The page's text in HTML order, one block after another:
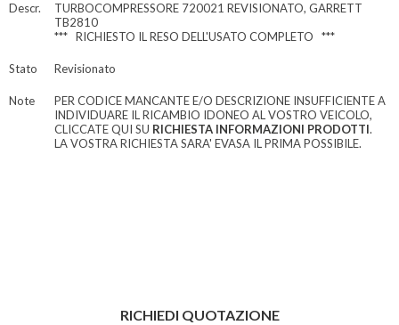
Descr.
TURBOCOMPRESSORE 720021 REVISIONATO, GARRETT
TB2810
*** RICHIESTO IL RESO DELL'USATO COMPLETO ***
Stato Revisionato
Note
PER CODICE MANCANTE E/O DESCRIZIONE INSUFFICIENTE A
INDIVIDUARE IL RICAMBIO IDONEO AL VOSTRO VEICOLO,
CLICCATE QUI SU RICHIESTA INFORMAZIONI PRODOTTI.
LA VOSTRA RICHIESTA SARA' EVASA IL PRIMA POSSIBILE.
RICHIEDI QUOTAZIONE